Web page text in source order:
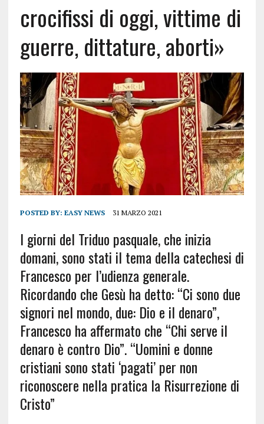
crocifissi di oggi, vittime di
guerre, dittature, aborti»
POSTED BY: EASY NEWS 31 MARZO 2021
I giorni del Triduo pasquale, che inizia
domani, sono stati il tema della catechesi di
Francesco per l’udienza generale.
Ricordando che Gesù ha detto: “Ci sono due
signori nel mondo, due: Dio e il denaro”,
Francesco ha affermato che “Chi serve il
denaro è contro Dio”. “Uomini e donne
cristiani sono stati ‘pagati’ per non
riconoscere nella pratica la Risurrezione di
Cristo”